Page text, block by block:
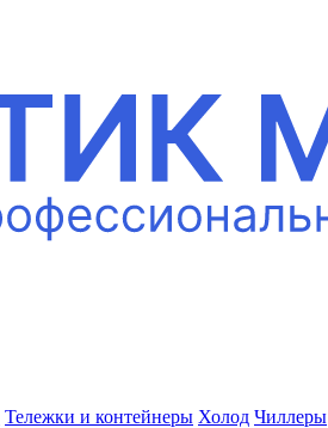
Тележки и контейнеры Холод Чиллеры